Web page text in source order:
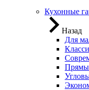
Кухонные
Назад
Для